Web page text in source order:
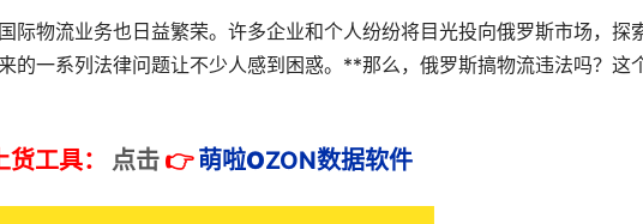
际物流业务也日益繁荣。许多企业和个人纷纷将目光投向俄罗斯市场，探
的一系列法律问题让不少人感到困惑。**那么，俄罗斯搞物流违法吗？这
工具： 点击 👉 萌啦OZON数据软件